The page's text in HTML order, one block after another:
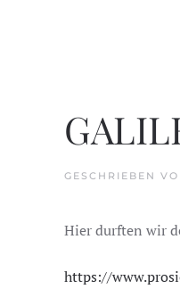
GESCHRIEBEN
Hier durften wir
https://